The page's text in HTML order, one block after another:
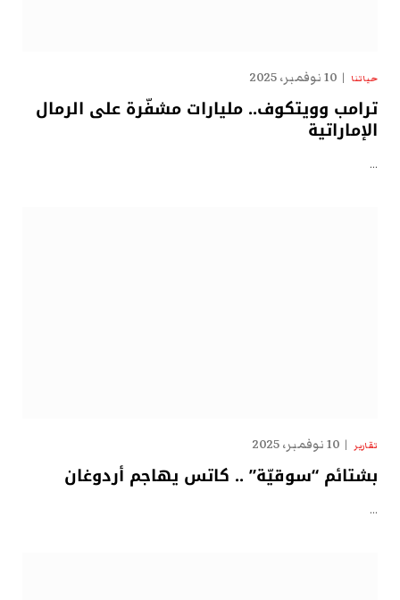
حياتنا 10 نوفمبر، 2025
ترامب وويتكوف.. مليارات مشفّرة على الرمال
الإماراتية
…
تقارير 10 نوفمبر، 2025
بشتائم “سوقيّة” .. كاتس يهاجم أردوغان
…